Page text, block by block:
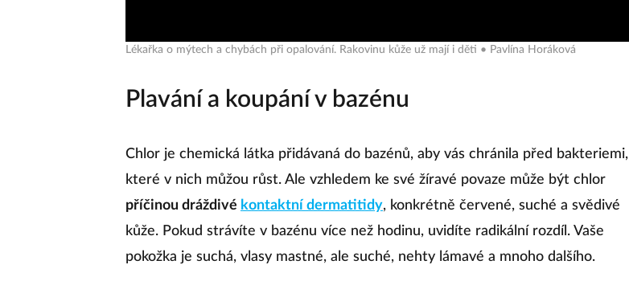
Lékařka o mýtech a chybách při opalování. Rakovinu kůže už mají i děti • Pavlína Horáková
Plavání a koupání v bazénu
Chlor je chemická látka přidávaná do bazénů, aby vás chránila před bakteriemi,
které v nich můžou růst. Ale vzhledem ke své žíravé povaze může být chlor
příčinou dráždivé kontaktní dermatitidy, konkrétně červené, suché a svědivé
kůže. Pokud strávíte v bazénu více než hodinu, uvidíte radikální rozdíl. Vaše
pokožka je suchá, vlasy mastné, ale suché, nehty lámavé a mnoho dalšího.